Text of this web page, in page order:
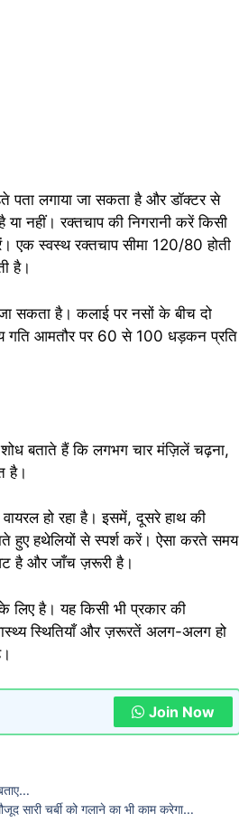
पता लगाया जा सकता है और डॉक्टर से
नहीं। रक्तचाप की निगरानी करें किसी
एक स्वस्थ रक्तचाप सीमा 120/80 होती
है।
सकता है। कलाई पर नसों के बीच दो
गति आमतौर पर 60 से 100 धड़कन प्रति
बताते हैं कि लगभग चार मंज़िलें चढ़ना,
है।
हो रहा है। इसमें, दूसरे हाथ की
हुए हथेलियों से स्पर्श करें। ऐसा करते समय
है और जाँच ज़रूरी है।
लिए है। यह किसी भी प्रकार की
स्थितियाँ और ज़रूरतें अलग-अलग हो
Join Now
सारी चर्बी को गलाने का भी काम करेगा…